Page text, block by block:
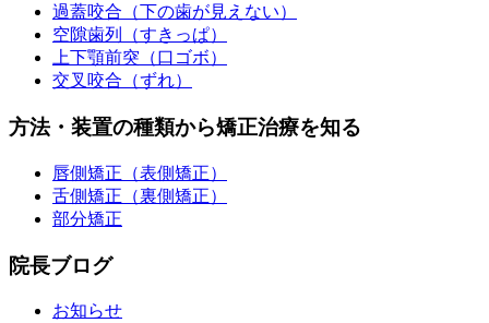
過蓋咬合（下の歯が見えない）
空隙歯列（すきっぱ）
上下顎前突（口ゴボ）
交叉咬合（ずれ）
方法・装置の種類から矯正治療を知る
唇側矯正（表側矯正）
舌側矯正（裏側矯正）
部分矯正
院長ブログ
お知らせ